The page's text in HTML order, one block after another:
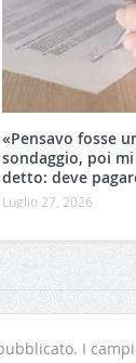
«Pensavo fosse
sondaggio, poi
detto: deve
Luglio 27, 2026
I